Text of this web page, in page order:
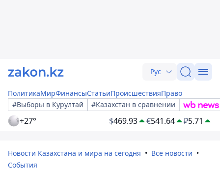
Рус
ПолитикаМирФинансыСтатьиПроисшествияПраво
#Выборы в Курултай
#Казахстан в сравнении
+27° $469.93 €541.64 ₽5.71
Новости Казахстана и мира на сегодня
Все новости
События